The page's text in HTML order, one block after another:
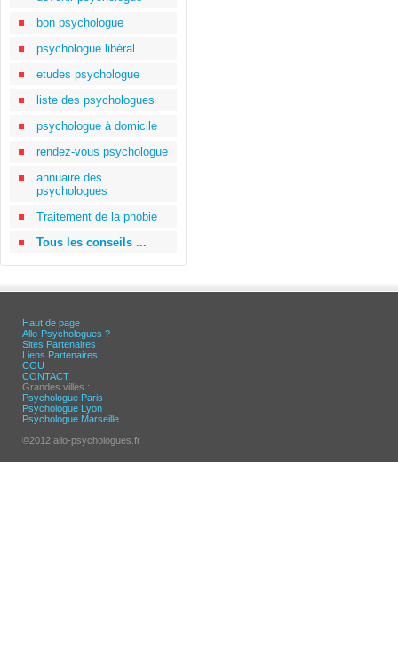
bon psychologue
psychologue libéral
etudes psychologue
liste des psychologues
psychologue à domicile
rendez-vous psychologue
annuaire des
psychologues
Traitement de la phobie
Tous les conseils ...
Haut de page
Allo-Psychologues ?
Sites Partenaires
Liens Partenaires
CGU
CONTACT
Grandes villes :
Psychologue Paris
Psychologue Lyon
Psychologue Marseille
-
©2012 allo-psychologues.fr